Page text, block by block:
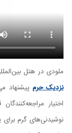
ملودی در هتل
نزدیک حرم پیشنهاد
اختیار
نوشیدنی‌های گرم